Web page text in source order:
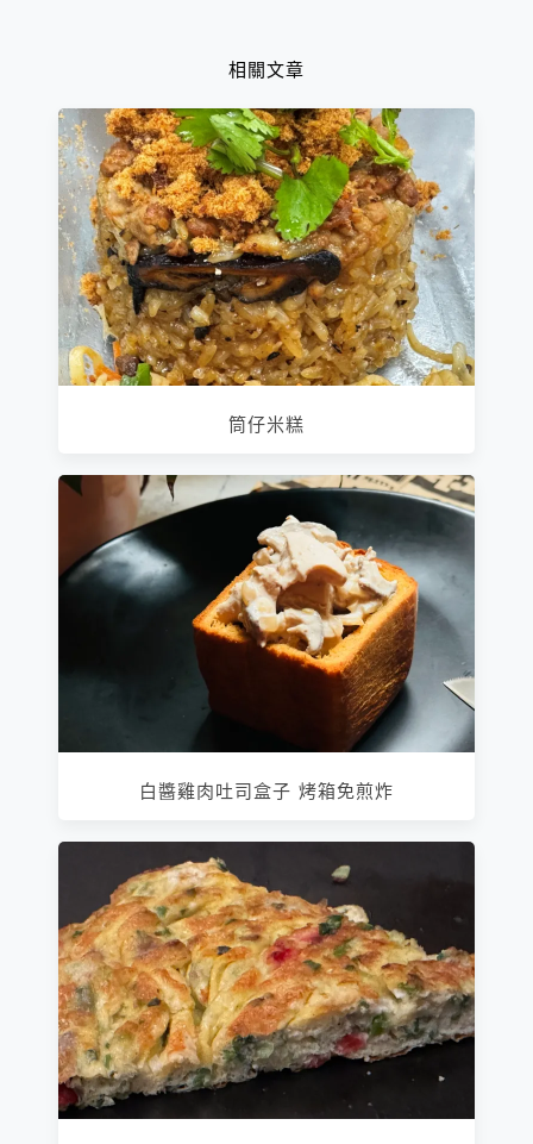
相關文章
筒仔米糕
白醬雞肉吐司盒子 烤箱免煎炸